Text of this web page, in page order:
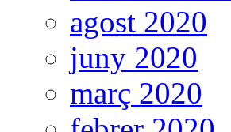
agost 2020
juny 2020
març 2020